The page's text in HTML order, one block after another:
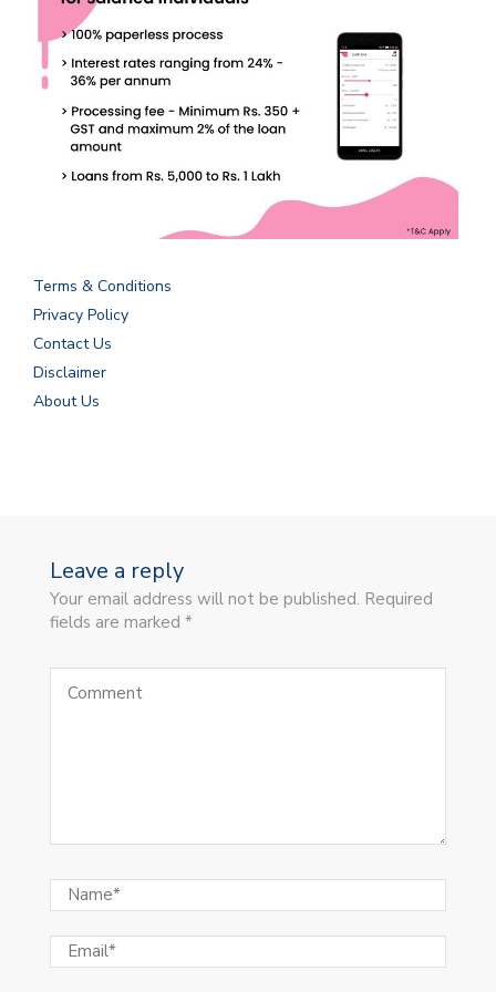
Terms & Conditions
Privacy Policy
Contact Us
Disclaimer
About Us
Leave a reply
Your email address will not be published. Required
fields are marked *